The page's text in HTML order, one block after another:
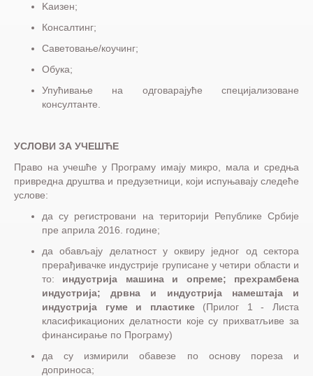
Kаизен;
Консалтинг;
Саветовање/коучинг;
Обука;
Упућивање на одговарајуће специјализоване
консултанте.
УСЛОВИ ЗА УЧЕШЋЕ
Право на учешће у Програму имају микро, мала и средња
привредна друштва и предузетници, који испуњавају следеће
услове:
да су регистровани на територији Републике Србије
пре априла 2016. године;
да обављају делатност у оквиру једног од сектора
прерађивачке индустрије груписане у четири области и
то: индустрија машина и опреме; прехрамбена
индустрија; дрвна и индустрија намештаја и
индустрија гуме и пластике (Прилог 1 - Листа
класификационих делатности које су прихватљиве за
финансирање по Програму)
да су измирили обавезе по основу пореза и
доприноса;